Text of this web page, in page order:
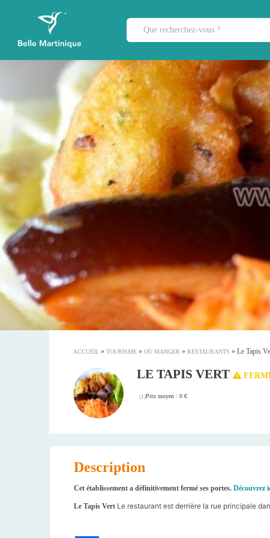
ACCUEIL » TOURISME » OÙ MANGER » RESTAURANTS » Le Tapis
LE TAPIS VERT
(1)Prix moyen : 0 €
Description
Cet établissement a définitivement fermé ses portes. Découvrez
Le Tapis Vert Le restaurant est derrière la rue principale